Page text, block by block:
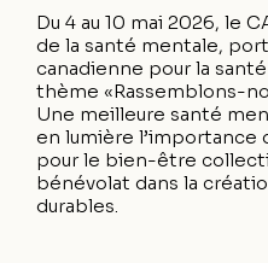
Du 4 au 10 mai 2026, le
de la santé mentale,
canadienne pour la
thème «Rassemblons-
Une meilleure santé
en lumière l’importance
pour le bien-être
bénévolat dans la
durables.